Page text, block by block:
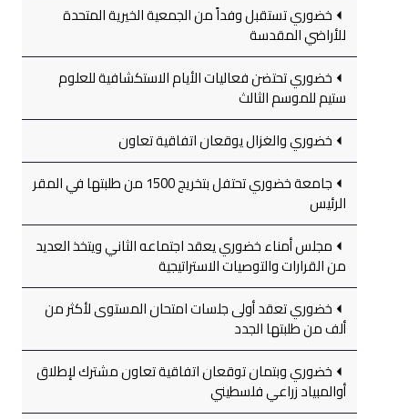
خضوري تستقبل وفداً من الجمعية الخيرية المتحدة
للأراضي المقدسة
خضوري تحتضن فعاليات الأيام الاستكشافية للعلوم
ستيم للموسم الثالث
خضوري والغزال يوقعان اتفاقية تعاون
جامعة خضوري تحتفل بتخريج 1500 من طلبتها في المقر
الرئيس
مجلس أمناء خضوري يعقد اجتماعه الثاني ويتخذ العديد
من القرارات والتوصيات الاستراتيجية
خضوري تعقد أولى جلسات امتحان المستوى لأكثر من
ألف من طلبتها الجدد
خضوري وبتمان توقعان اتفاقية تعاون مشترك لإطلاق
أوالمبياد زراعي فلسطيني